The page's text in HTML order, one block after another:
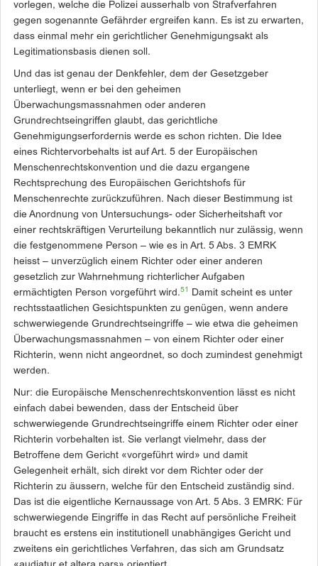
vorlegen, welche die Polizei ausserhalb von Strafverfahren
gegen sogenannte Gefährder ergreifen kann. Es ist zu erwarten,
dass einmal mehr ein gerichtlicher Genehmigungsakt als
Legitimationsbasis dienen soll.
Und das ist genau der Denkfehler, dem der Gesetzgeber
unterliegt, wenn er bei den geheimen
Überwachungsmassnahmen oder anderen
Grundrechtseingriffen glaubt, das gerichtliche
Genehmigungserfordernis werde es schon richten. Die Idee
eines Richtervorbehalts ist auf Art. 5 der ­Europäischen
Menschenrechtskonvention und die dazu ergangene
Rechtsprechung des Europäischen Gerichtshofs für
Menschenrechte zurückzuführen. Nach dieser Bestimmung ist
die Anordnung von Untersuchungs- oder Sicherheitshaft vor
einer rechtskräftigen Verurteilung bekanntlich nur zulässig, wenn
die festgenommene Person – wie es in Art. 5 Abs. 3 EMRK
heisst – unverzüglich ­einem Richter oder einer anderen
gesetzlich zur Wahrnehmung richterlicher Aufgaben
ermächtigten Person vorgeführt wird.51
Damit scheint es unter
rechtsstaatlichen Gesichtspunkten zu genügen, wenn andere
schwerwiegende Grundrechtseingriffe – wie etwa die geheimen
Überwachungsmassnahmen – von einem Richter oder einer
Richterin, wenn nicht angeordnet, so doch zumindest genehmigt
werden.
Nur: die Europäische Menschenrechtskonvention lässt es nicht
einfach dabei bewenden, dass der Entscheid über
schwerwiegende Grundrechtseingriffe ­einem Richter oder einer
Richterin vorbehalten ist. Sie verlangt vielmehr, dass der
Betroffene dem Gericht «vorgeführt wird» und damit
Gelegenheit erhält, sich direkt vor dem Richter oder der
Richterin zu äussern, welche für den Entscheid zuständig sind.
Das ist die eigentliche Kernaussage von Art. 5 Abs. 3 EMRK: Für
schwerwiegende Eingriffe in das Recht auf persönliche Freiheit
braucht es ­erstens ein institutionell unabhängiges Gericht und
zweitens ein gerichtliches Verfahren, das sich am Grundsatz